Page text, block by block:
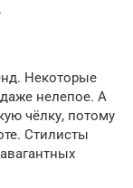
Некоторые
даже нелепое. А
чёлку, потому
Стилисты